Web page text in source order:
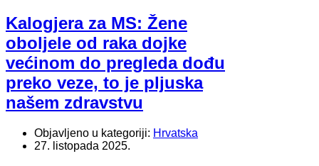
Kalogjera za MS: Žene
oboljele od raka dojke
većinom do pregleda dođu
preko veze, to je pljuska
našem zdravstvu
Objavljeno u kategoriji: Hrvatska
27. listopada 2025.